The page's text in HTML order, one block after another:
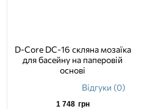
D-Core DC-16 скляна мозаїка
для басейну на паперовій
основі
Відгуки (0)
1 748 грн